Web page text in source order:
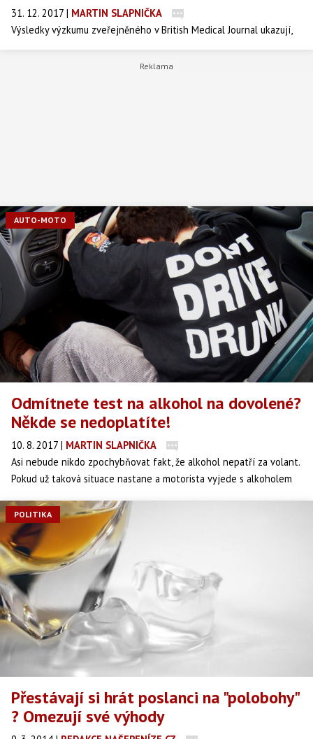
31. 12. 2017 | MARTIN SLAPNIČKA
Výsledky výzkumu zveřejněného v British Medical Journal ukazují,
že může být spojitost mezi většími vinnými sklenicemi a zvýšenou
spotřebou vína ve Velké Británii. O tom, jaká je souvislost mezi
AUTO-MOTO
Odmítnete test na alkohol na dovolené?
Někde se nedoplatíte!
10. 8. 2017 | MARTIN SLAPNIČKA
Asi nebude nikdo zpochybňovat fakt, že alkohol nepatří za volant.
Pokud už taková situace nastane a motorista vyjede s alkoholem
se trestu, který bude následovat a vše uzavřít s tím, že se naštěstí
nikomu nic nestalo.Sankce za odmítnutí zmapovali experti
automotoklubu (ÚAMK).
POLITIKA
Přestávají si hrát poslanci na "polobohy"
? Omezují své výhody